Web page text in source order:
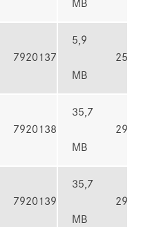
MB
7920137
5,9
MB
7920138
35,7
MB
7920139
35,7
MB